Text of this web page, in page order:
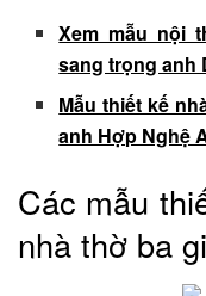
Xem mẫu nội
sang trọng anh
Mẫu thiết kế
anh Hợp Nghệ
Các mẫu
nhà thờ ba